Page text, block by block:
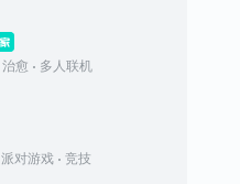
治愈 多人联机
派对游戏 竞技